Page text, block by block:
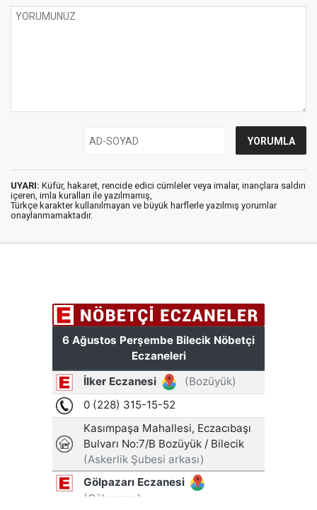
UYARI: Küfür, hakaret, rencide edici cümleler veya imalar, inançlara saldırı
içeren, imla kuralları ile yazılmamış,
Türkçe karakter kullanılmayan ve büyük harflerle yazılmış yorumlar
onaylanmamaktadır.